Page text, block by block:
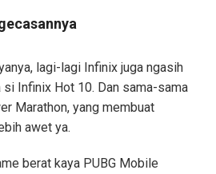
lagi-lagi Infinix juga ngasih
Infinix Hot 10. Dan sama-sama
Marathon, yang membuat
awet ya.
berat kaya PUBG Mobile